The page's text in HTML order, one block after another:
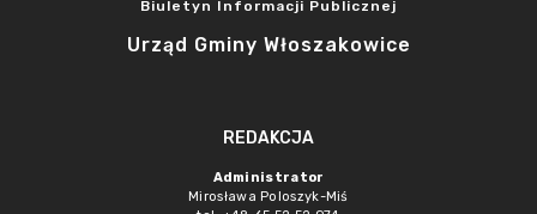
Biuletyn Informacji Publicznej
Urząd Gminy Włoszakowice
REDAKCJA
Administrator
Mirosława Poloszyk-Miś